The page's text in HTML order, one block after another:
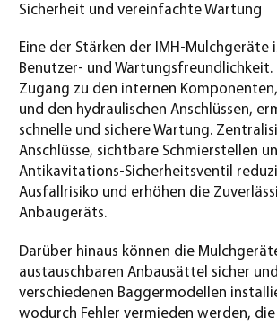
Sicherheit und vereinfachte Wartung
Eine der Stärken der IMH-Mulchgeräte
Benutzer- und
Zugang zu den internen
und den hydraulischen Anschlüssen,
schnelle und sichere Wartung.
Anschlüsse, sichtbare Schmierstellen
Antikavitations-Sicherheitsventil
Ausfallrisiko und erhöhen die
Anbaugeräts.
Darüber hinaus können die
austauschbaren Anbausättel sicher
verschiedenen Baggermodellen
wodurch Fehler vermieden werden,